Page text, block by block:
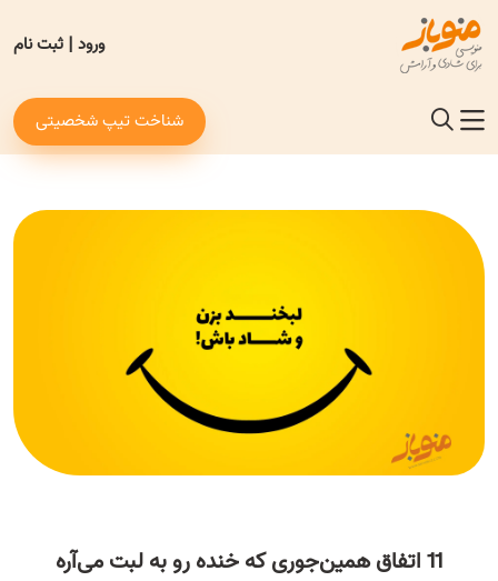
ورود| ثبت نام
شناخت تیپ شخصیتی
11 اتفاق همین‌جوری که خنده رو به لبت می‌آره